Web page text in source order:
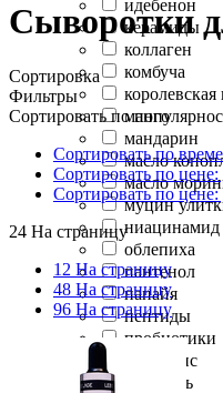
идебенон
керамиды
коллаген
комбуча
королевская
манго
мандарин
масло
масло
муцин
ниацинамид
облепиха
пантенол
папайя
пептиды
пробиотики
прополис
ретиналь
Сыворотки
Сортировка
Фильтры
Сортировать по
Сортировать по
Сортировать по
Сортировать по
24 На страницу
12 На страницу
48 На страницу
96 На страницу